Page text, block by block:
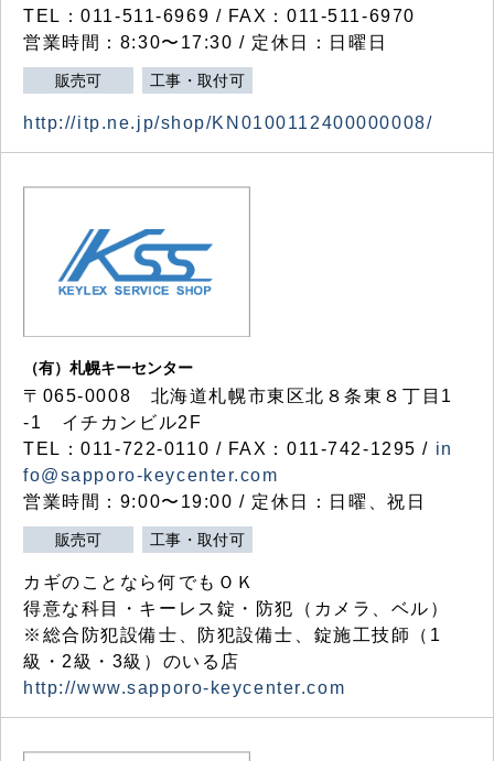
TEL：011-511-6969 / FAX：011-511-6970
営業時間：8:30〜17:30 / 定休日：日曜日
販売可 工事・取付可
http://itp.ne.jp/shop/KN0100112400000008/
（有）札幌キーセンター
〒065-0008 北海道札幌市東区北８条東８丁目1
-1 イチカンビル2F
TEL：011-722-0110 / FAX：011-742-1295 / in
fo@sapporo-keycenter.com
営業時間：9:00〜19:00 / 定休日：日曜、祝日
販売可 工事・取付可
カギのことなら何でもＯＫ
得意な科目・キーレス錠・防犯（カメラ、ベル）
※総合防犯設備士、防犯設備士、錠施工技師（1
級・2級・3級）のいる店
http://www.sapporo-keycenter.com